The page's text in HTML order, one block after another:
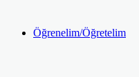
Öğrenelim/Öğretelim